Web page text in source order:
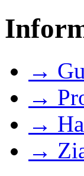
→
→
→
→